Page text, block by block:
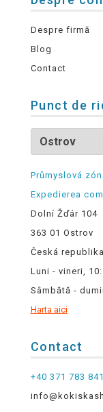
Despre firmă
Blog
Contact
Punct de
Průmyslová
Expedierea
Dolní Žďár 104
363 01 Ostrov
Česká republika
Luni - vineri,
Sâmbătă -
Harta aici
Contact
+40 371 783 841